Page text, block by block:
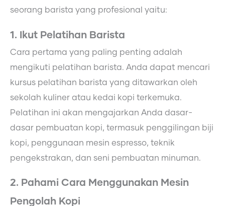
seorang barista yang profesional yaitu:
1. Ikut Pelatihan Barista
Cara pertama yang paling penting adalah
mengikuti pelatihan barista. Anda dapat mencari
kursus pelatihan barista yang ditawarkan oleh
sekolah kuliner atau kedai kopi terkemuka.
Pelatihan ini akan mengajarkan Anda dasar-
dasar pembuatan kopi, termasuk penggilingan biji
kopi, penggunaan mesin espresso, teknik
pengekstrakan, dan seni pembuatan minuman.
2. Pahami Cara Menggunakan Mesin
Pengolah Kopi